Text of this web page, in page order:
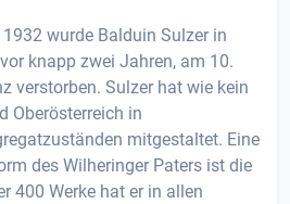
wurde Balduin Sulzer in
knapp zwei Jahren, am 10.
verstorben. Sulzer hat wie kein
Oberösterreich in
mitgestaltet. Eine
des Wilheringer Paters ist die
400 Werke hat er in allen